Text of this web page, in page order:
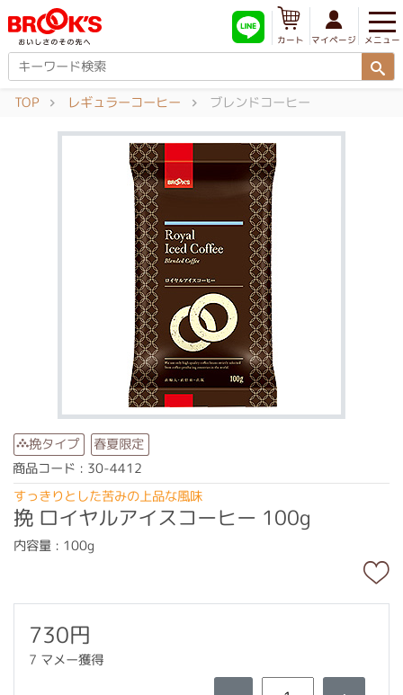
メニュー
マイページ
カート
TOP レギュラーコーヒー ブレンドコーヒー
挽タイプ 春夏限定
商品コード : 30-4412
すっきりとした苦みの上品な風味
挽 ロイヤルアイスコーヒー 100g
内容量 : 100g
730円
7 マメー獲得